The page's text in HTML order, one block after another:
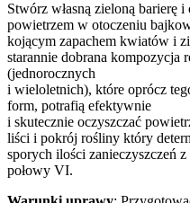
Stwórz własną zieloną barierę
powietrzem w otoczeniu
kojącym zapachem kwiatów i
starannie dobrana kompozycja
(jednorocznych
i wieloletnich), które oprócz
form, potrafią efektywnie
i skutecznie oczyszczać
liści i pokrój rośliny który
sporych ilości zanieczyszczeń
połowy VI.